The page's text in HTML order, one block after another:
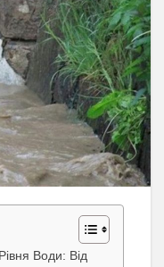
Води: Від